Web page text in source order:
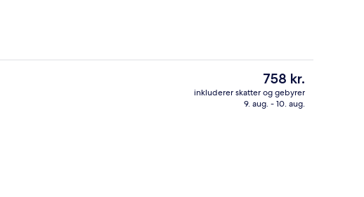
Udendørsområde
Den
nuværende
pris
758 kr.
inkluderer skatter og gebyrer
9. aug. - 10. aug.